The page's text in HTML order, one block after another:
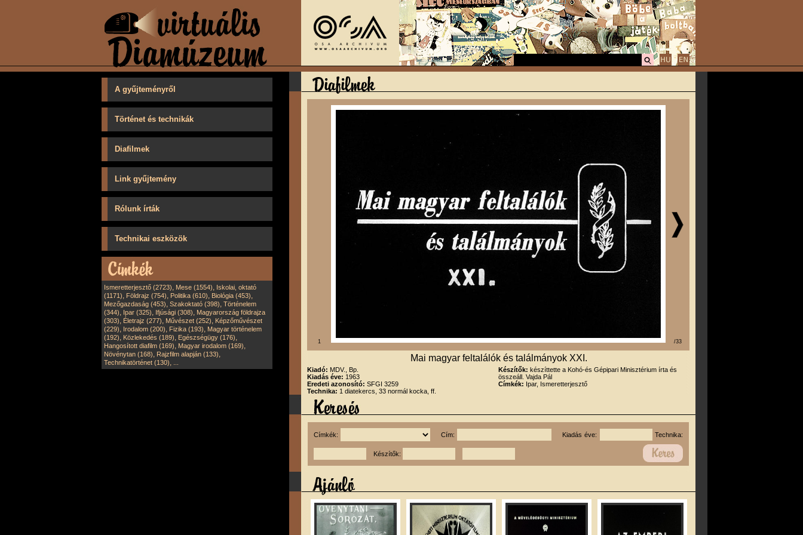
A gyűjteményről
Történet és technikák
Diafilmek
Link gyűjtemény
Rólunk írták
Technikai eszközök
Ismeretterjesztő (2723), Mese (1554), Iskolai, oktató
(1171), Földrajz (754), Politika (610), Biológia (453),
Mezőgazdaság (453), Szakoktató (398), Történelem
(344), Ipar (325), Ifjúsági (308), Magyarország földrajza
(303), Életrajz (277), Művészet (252), Képzőművészet
(229), Irodalom (200), Fizika (193), Magyar történelem
(192), Közlekedés (189), Egészségügy (176),
Hangosított diafilm (169), Magyar irodalom (169),
Növénytan (168), Rajzfilm alapján (133),
Technikatörténet (130),
1 /33
Mai magyar feltalálók és találmányok XXI.
Kiadó: MDV., Bp.
Kiadás éve: 1963
Eredeti azonosító: SFGI 3259
Technika: 1 diatekercs, 33 normál kocka, ff.
Készítők: készíttette a Kohó-és Gépipari Minisztérium írta és
összeáll. Vajda Pál
Címkék: Ipar, Ismeretterjesztő
Címkék: Cím: Kiadás éve: Technika:
Készítők: